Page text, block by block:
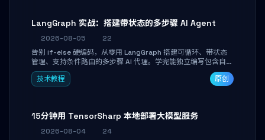
LangGraph 实战：搭建带状态的多步骤 AI Agent
2026-08-05
22
告别 if-else 硬编码，从零用 LangGraph 搭建可循环、带状态
管理、支持条件路由的多步骤 AI 代理。学完能独立编写包含自动
决策、工具调用和持久化状态的复杂工作流，并避开递归溢出、
状态丢失等常见坑点。
技术教程 原创
15分钟用 TensorSharp 本地部署大模型服务
2026-08-04
24